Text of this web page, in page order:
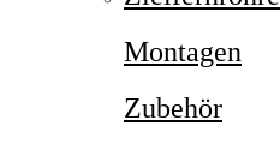
Montagen
Zubehör